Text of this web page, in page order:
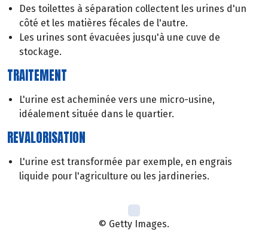
Des toilettes à séparation collectent les urines d'un
côté et les matières fécales de l'autre.
Les urines sont évacuées jusqu'à une cuve de
stockage.
TRAITEMENT
L'urine est acheminée vers une micro-usine,
idéalement située dans le quartier.
REVALORISATION
L'urine est transformée par exemple, en engrais
liquide pour l'agriculture ou les jardineries.
© Getty Images.